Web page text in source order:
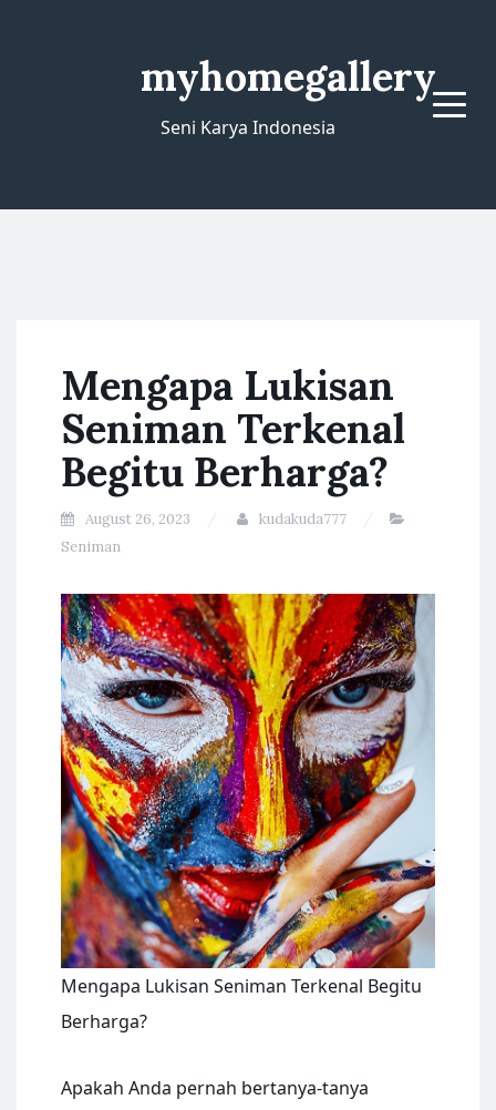
myhomegallery
Seni Karya Indonesia
Menu
Mengapa Lukisan
Seniman Terkenal
Begitu Berharga?
August 26, 2023
kudakuda777
Seniman
Mengapa Lukisan Seniman Terkenal Begitu
Berharga?
Apakah Anda pernah bertanya-tanya